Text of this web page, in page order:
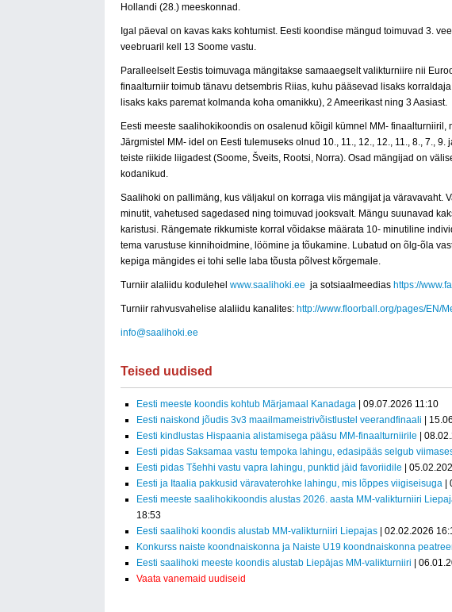
Hollandi (28.) meeskonnad.
Igal päeval on kavas kaks kohtumist. Eesti koondise mängud toimuvad 3.
veebruaril kell 13 Soome vastu.
Paralleelselt Eestis toimuvaga mängitakse samaaegselt valikturniire nii
finaalturniir toimub tänavu detsembris Riias, kuhu pääsevad lisaks
lisaks kaks paremat kolmanda koha omanikku), 2 Ameerikast ning 3 Aasiast.
Eesti meeste saalihokikoondis on osalenud kõigil kümnel MM-
Järgmistel MM- idel on Eesti tulemuseks olnud 10., 11., 12., 12., 11., 8., 7.,
teiste riikide liigadest (Soome, Šveits, Rootsi, Norra). Osad mängijad on
kodanikud.
Saalihoki on pallimäng, kus väljakul on korraga viis mängijat ja
minutit, vahetused sagedased ning toimuvad jooksvalt. Mängu suunavad
karistusi. Rängemate rikkumiste korral võidakse määrata 10- minutiline
tema varustuse kinnihoidmine, löömine ja tõukamine. Lubatud on õlg-õla
kepiga mängides ei tohi selle laba tõusta põlvest kõrgemale.
Turniir alaliidu kodulehel www.saalihoki.ee ja sotsiaalmeedias https://
Turniir rahvusvahelise alaliidu kanalites: http://www.floorball.org/pages/EN/
info@saalihoki.ee
Teised uudised
Eesti meeste koondis kohtub Märjamaal Kanadaga | 09.07.2026 11:10
Eesti naiskond jõudis 3v3 maailmameistrivõistlustel veerandfinaali |
Eesti kindlustas Hispaania alistamisega pääsu MM-finaalturniirile |
Eesti pidas Saksamaa vastu tempoka lahingu, edasipääs selgub
Eesti pidas Tšehhi vastu vapra lahingu, punktid jäid favoriidile |
Eesti ja Itaalia pakkusid väravaterohke lahingu, mis lõppes viigiseisuga |
Eesti meeste saalihokikoondis alustas 2026. aasta MM-valikturniiri
18:53
Eesti saalihoki koondis alustab MM-valikturniiri Liepajas | 02.02.2026
Konkurss naiste koondnaiskonna ja Naiste U19 koondnaiskonna
Eesti saalihoki meeste koondis alustab Liepājas MM-valikturniiri |
Vaata vanemaid uudiseid